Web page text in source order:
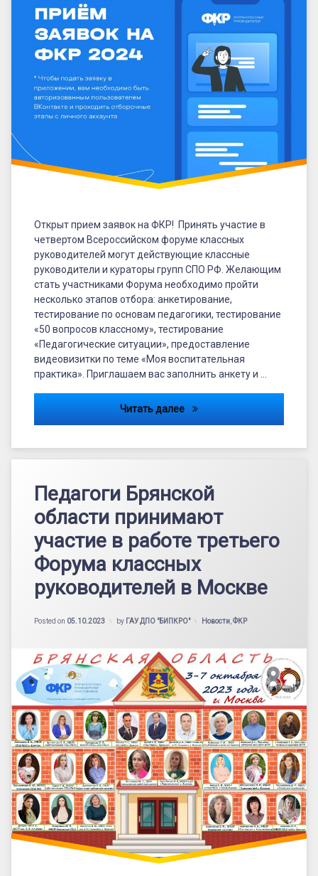
Открыт прием заявок на ФКР! Принять участие в
четвертом Всероссийском форуме классных
руководителей могут действующие классные
руководители и кураторы групп СПО РФ. Желающим
стать участниками Форума необходимо пройти
несколько этапов отбора: анкетирование,
тестирование по основам педагогики, тестирование
«50 вопросов классному», тестирование
«Педагогические ситуации», предоставление
видеовизитки по теме «Моя воспитательная
практика». Приглашаем вас заполнить анкету и …
Читать далее Открыт прием заявок на
Педагоги Брянской
области принимают
участие в работе третьего
Форума классных
руководителей в Москве
Posted on 05.10.2023 by ГАУ ДПО "БИПКРО" Категории:
Новости ФКР